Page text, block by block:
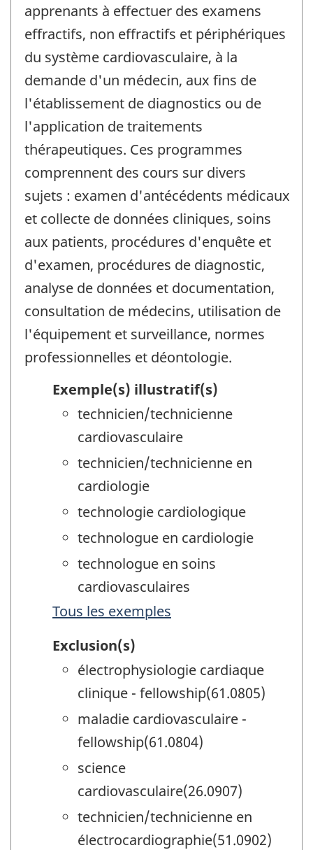
apprenants à effectuer des examens
effractifs, non effractifs et périphériques
du système cardiovasculaire, à la
demande d'un médecin, aux fins de
l'établissement de diagnostics ou de
l'application de traitements
thérapeutiques. Ces programmes
comprennent des cours sur divers
sujets : examen d'antécédents médicaux
et collecte de données cliniques, soins
aux patients, procédures d'enquête et
d'examen, procédures de diagnostic,
analyse de données et documentation,
consultation de médecins, utilisation de
l'équipement et surveillance, normes
professionnelles et déontologie.
Exemple(s) illustratif(s)
technicien/technicienne
cardiovasculaire
technicien/technicienne en
cardiologie
technologie cardiologique
technologue en cardiologie
technologue en soins
cardiovasculaires
Tous les exemples
Exclusion(s)
électrophysiologie cardiaque
clinique - fellowship(61.0805)
maladie cardiovasculaire -
fellowship(61.0804)
science
cardiovasculaire(26.0907)
technicien/technicienne en
électrocardiographie(51.0902)